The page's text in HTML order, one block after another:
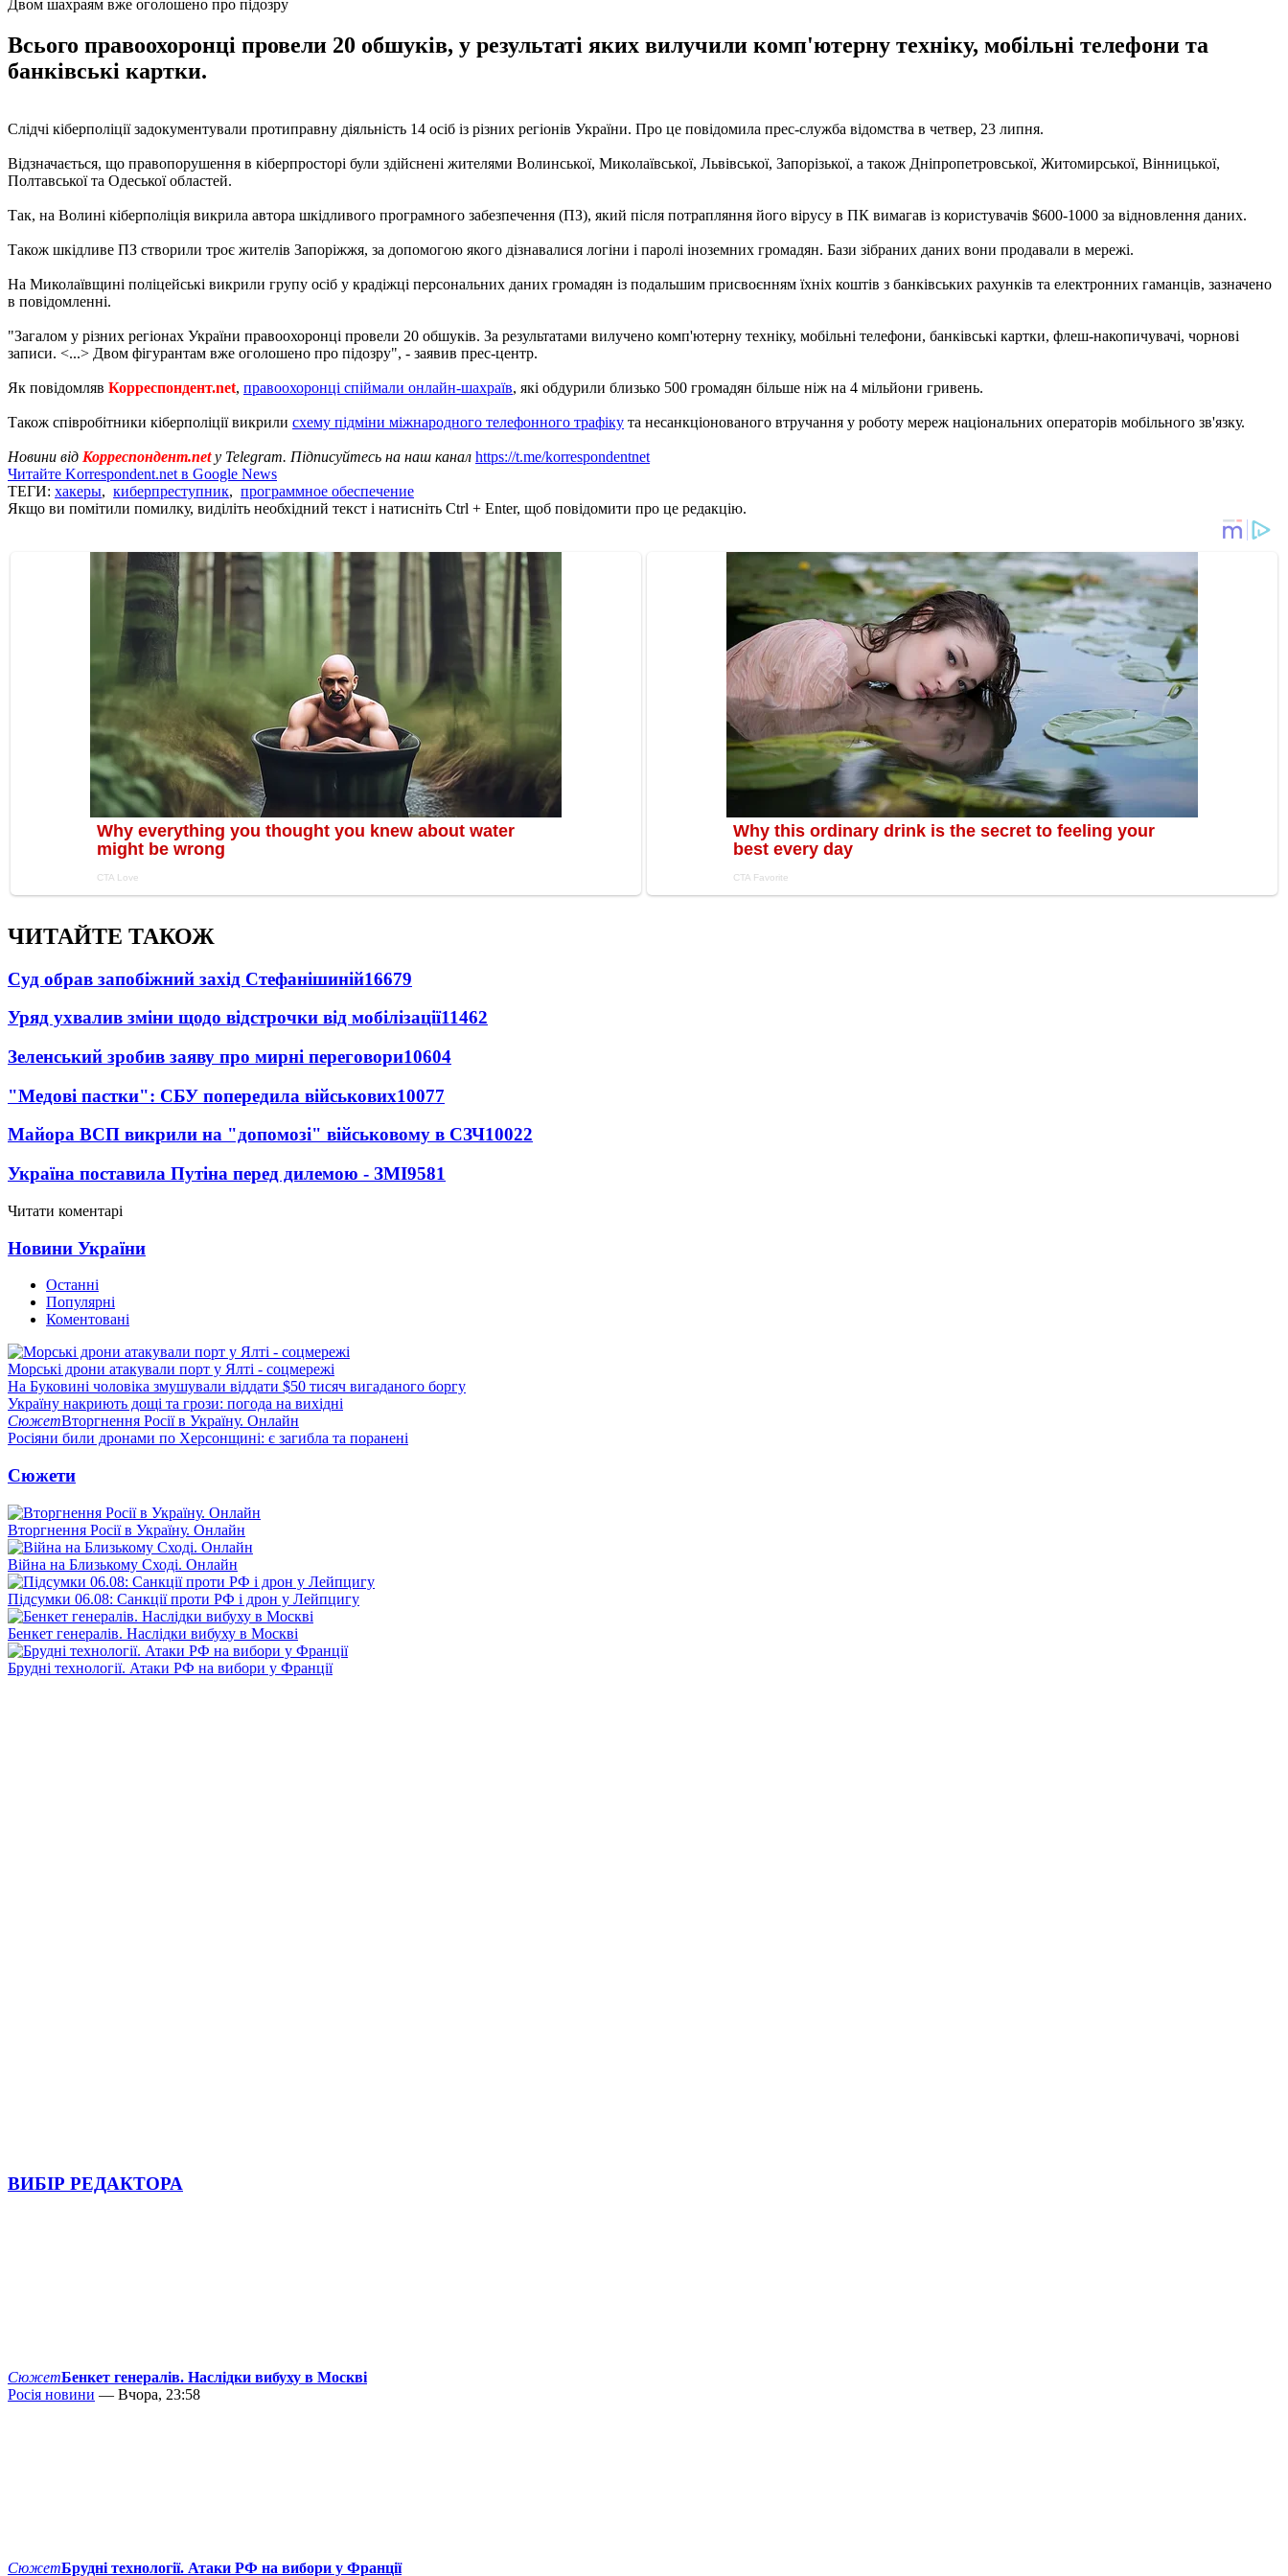
Двом шахраям вже оголошено про підозру
Всього правоохоронці провели 20 обшуків, у результаті яких вилучили комп'ютерну техніку, мобільні телефони та
банківські картки.
Слідчі кіберполіції задокументували протиправну діяльність 14 осіб із різних регіонів України. Про це повідомила прес-служба відомства в четвер, 23 липня.
Відзначається, що правопорушення в кіберпросторі були здійснені жителями Волинської, Миколаївської, Львівської, Запорізької, а також Дніпропетровської, Житомирської, Вінницької,
Полтавської та Одеської областей.
Так, на Волині кіберполіція викрила автора шкідливого програмного забезпечення (ПЗ), який після потрапляння його вірусу в ПК вимагав із користувачів $600-1000 за відновлення даних.
Також шкідливе ПЗ створили троє жителів Запоріжжя, за допомогою якого дізнавалися логіни і паролі іноземних громадян. Бази зібраних даних вони продавали в мережі.
На Миколаївщині поліцейські викрили групу осіб у крадіжці персональних даних громадян із подальшим присвоєнням їхніх коштів з банківських рахунків та електронних гаманців, зазначено
в повідомленні.
"Загалом у різних регіонах України правоохоронці провели 20 обшуків. За результатами вилучено комп'ютерну техніку, мобільні телефони, банківські картки, флеш-накопичувачі, чорнові
записи. <...> Двом фігурантам вже оголошено про підозру", - заявив прес-центр.
Як повідомляв Корреспондент.net, правоохоронці спіймали онлайн-шахраїв, які обдурили близько 500 громадян більше ніж на 4 мільйони гривень.
Також співробітники кіберполіції викрили схему підміни міжнародного телефонного трафіку та несанкціонованого втручання у роботу мереж національних операторів мобільного зв'язку.
Новини від Корреспондент.net у Telegram. Підписуйтесь на наш канал https://t.me/korrespondentnet
Читайте Korrespondent.net в Google News
ТЕГИ: хакеры, киберпреступник, программное обеспечение
Якщо ви помітили помилку, виділіть необхідний текст і натисніть Ctrl + Enter, щоб повідомити про це редакцію.
ЧИТАЙТЕ ТАКОЖ
Суд обрав запобіжний захід Стефанішиній16679
Уряд ухвалив зміни щодо відстрочки від мобілізації11462
Зеленський зробив заяву про мирні переговори10604
"Медові пастки": СБУ попередила військових10077
Майора ВСП викрили на "допомозі" військовому в СЗЧ10022
Україна поставила Путіна перед дилемою - ЗМІ9581
Читати коментарі
Новини України
Останні
Популярні
Коментовані
Морські дрони атакували порт у Ялті - соцмережі
На Буковині чоловіка змушували віддати $50 тисяч вигаданого боргу
Україну накриють дощі та грози: погода на вихідні
СюжетВторгнення Росії в Україну. Онлайн
Росіяни били дронами по Херсонщині: є загибла та поранені
Сюжети
Вторгнення Росії в Україну. Онлайн
Війна на Близькому Сході. Онлайн
Підсумки 06.08: Санкції проти РФ і дрон у Лейпцигу
Бенкет генералів. Наслідки вибуху в Москві
Брудні технології. Атаки РФ на вибори у Франції
ВИБІР РЕДАКТОРА
СюжетБенкет генералів. Наслідки вибуху в Москві
Росія новини — Вчора, 23:58
СюжетБрудні технології. Атаки РФ на вибори у Франції